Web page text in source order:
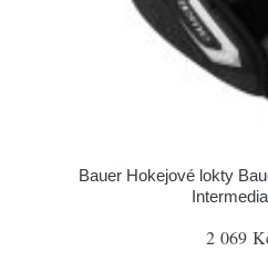
Bauer Hokejové lokty
2 069